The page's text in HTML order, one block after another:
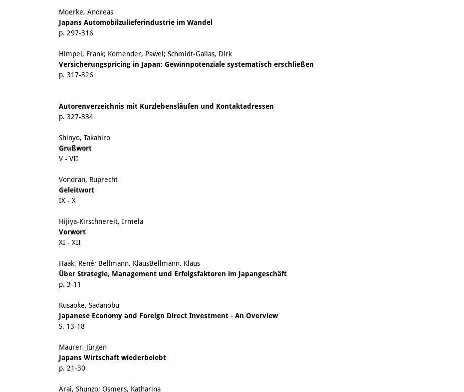
Moerke, Andreas
Japans Automobilzulieferindustrie im Wandel
p. 297-316
Himpel, Frank; Komender, Pawel; Schmidt-Gallas, Dirk
Versicherungspricing in Japan: Gewinnpotenziale systematisch erschließen
p. 317-326
Autorenverzeichnis mit Kurzlebensläufen und Kontaktadressen
p. 327-334
Shinyo, Takahiro
Grußwort
V - VII
Vondran, Ruprecht
Geleitwort
IX - X
Hijiya-Kirschnereit, Irmela
Vorwort
XI - XII
Haak, René; Bellmann, KlausBellmann, Klaus
Über Strategie, Management und Erfolgsfaktoren im Japangeschäft
p. 3-11
Kusaoke, Sadanobu
Japanese Economy and Foreign Direct Investment - An Overview
S. 13-18
Maurer, Jürgen
Japans Wirtschaft wiederbelebt
p. 21-30
Arai, Shunzo; Osmers, Katharina